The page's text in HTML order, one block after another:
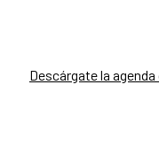
Descárgate la